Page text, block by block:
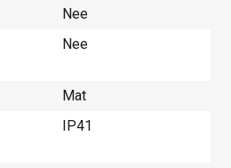
Nee
Nee
Mat
IP41